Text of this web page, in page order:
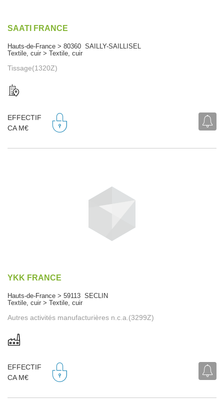
SAATI FRANCE
Hauts-de-France > 80360 SAILLY-SAILLISEL
Textile, cuir > Textile, cuir
Tissage(1320Z)
EFFECTIF
CA M€
YKK FRANCE
Hauts-de-France > 59113 SECLIN
Textile, cuir > Textile, cuir
Autres activités manufacturières n.c.a.(3299Z)
EFFECTIF
CA M€